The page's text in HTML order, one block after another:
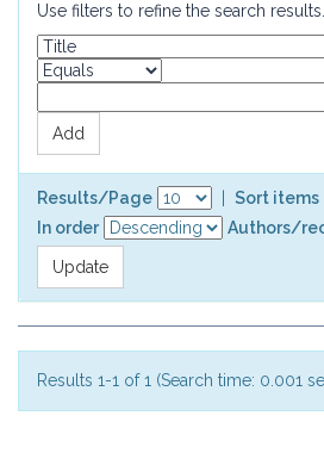
Use filters to refine the search results.
Results/Page
Sort items
In order
Authors/
Results 1-1 of 1 (Search time: 0.001